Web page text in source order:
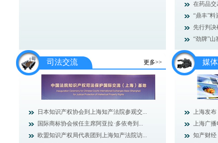
在药品交
“鼎丰”
先行判
“劲牌”山
更多>>
司法交流
日本知识产权协会到上海知产法院参观交...
国际商标协会候任主席阿亚拉·多依奇到...
欧盟知识产权局代表团到上海知产法院访...
媒
上海发布
上海广播
知产财